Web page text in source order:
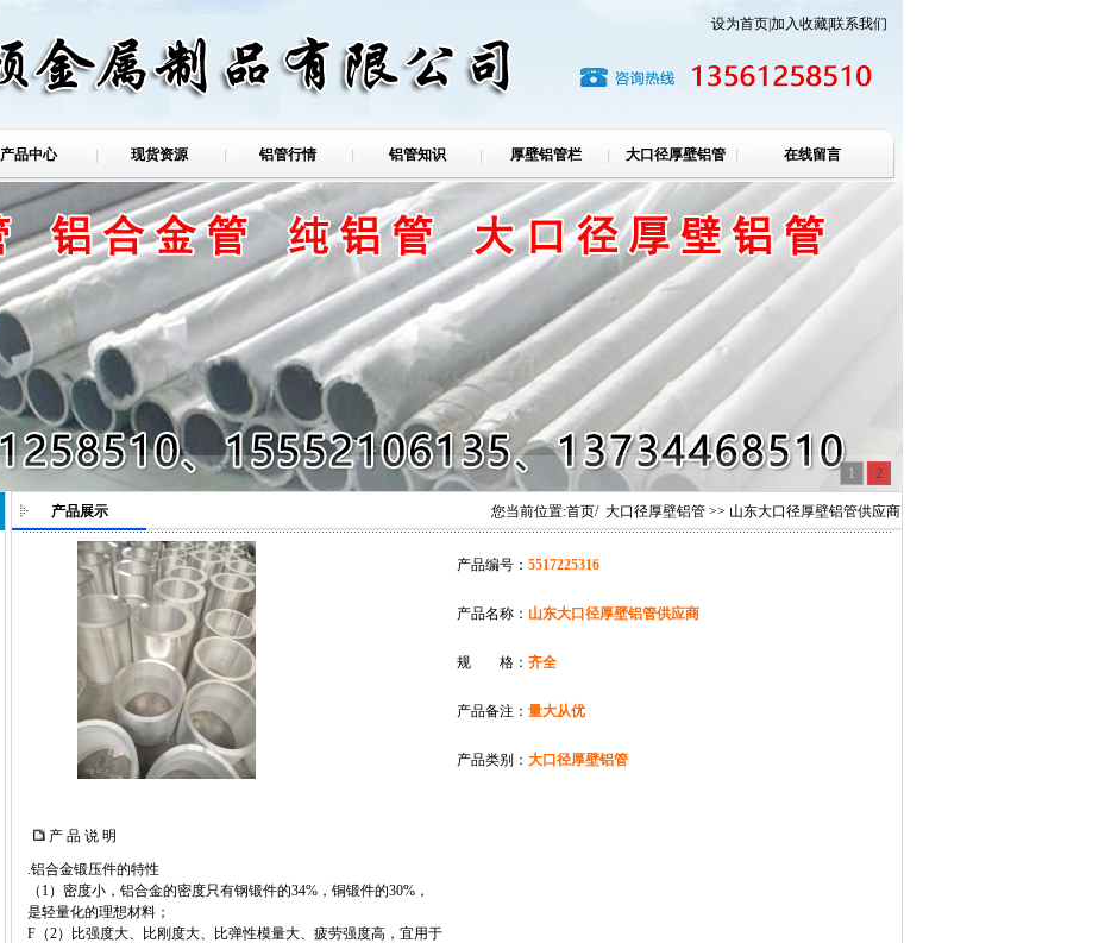
设为首页加入收藏联系我们
产品中心 现货资源 铝管行情 铝管知识 厚壁铝管栏 大口径厚壁铝管 在线留言
铝管 1 2
产品展示 您当前位置:首页/ 大口径厚壁铝管 >> 山东大口径厚壁铝管供应商
产品编号： 5517225316
产品名称： 山东大口径厚壁铝管供应商
规 格：齐全
产品备注： 量大从优
产品类别： 大口径厚壁铝管
产 品 说 明
.铝合金锻压件的特性
（1）密度小，铝合金的密度只有钢锻件的34%，铜锻件的30%，
是轻量化的理想材料；
F（2）比强度大、比刚度大、比弹性模量大、疲劳强度高，宜用于